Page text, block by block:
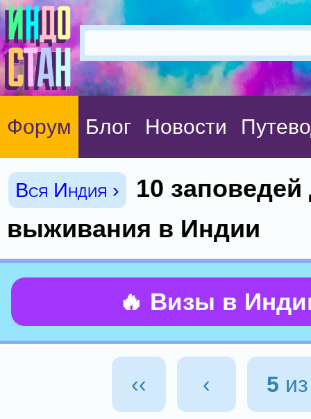
Форум Блог Новости
Вся Индия ›
10 заповедей
выживания в Индии
🔥 Визы в
‹‹ ‹ 5